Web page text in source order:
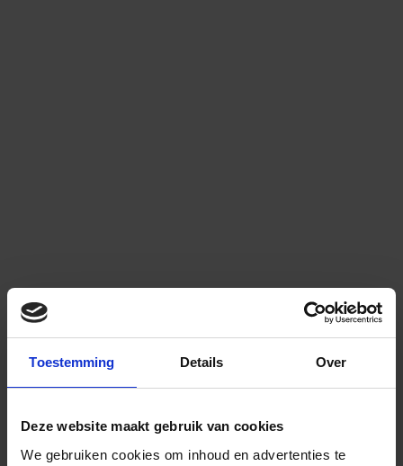
Toestemming Details Over
Deze website maakt gebruik van cookies
We gebruiken cookies om inhoud en advertenties te